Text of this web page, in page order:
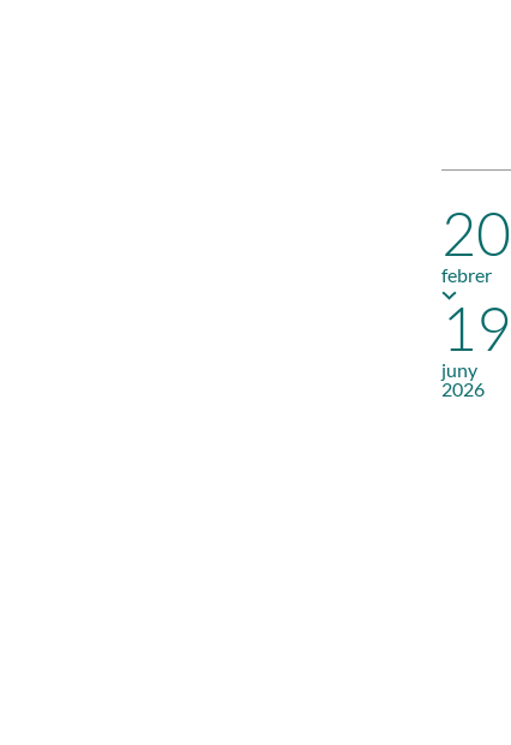
20
febrer
19
juny
2026